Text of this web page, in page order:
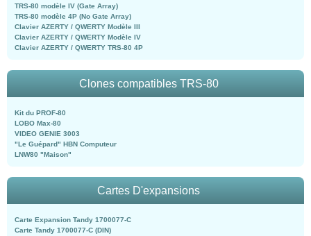
TRS-80 modèle IV (Gate Array)
TRS-80 modèle 4P (No Gate Array)
Clavier AZERTY / QWERTY Modèle III
Clavier AZERTY / QWERTY Modèle IV
Clavier AZERTY / QWERTY TRS-80 4P
Clones compatibles TRS-80
Kit du PROF-80
LOBO Max-80
VIDEO GENIE 3003
"Le Guépard" HBN Computeur
LNW80 "Maison"
Cartes D'expansions
Carte Expansion Tandy 1700077-C
Carte Tandy 1700077-C (DIN)